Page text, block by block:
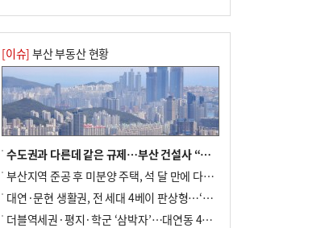
[이슈] 부산 부동산 현황
수도권과 다른데 같은 규제…부산 건설사 “쓰러지기 직전”
부산지역 준공 후 미분양 주택, 석 달 만에 다시 3000가구 넘어서
대연·문현 생활권, 전 세대 4베이 판상형…‘더샵 트리센트’ 내달 분양
더블역세권·평지·학군 ‘삼박자’…대연동 42층 브랜드 단지